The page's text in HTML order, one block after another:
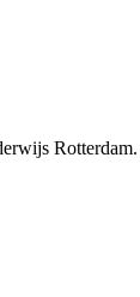
Rotterdam.